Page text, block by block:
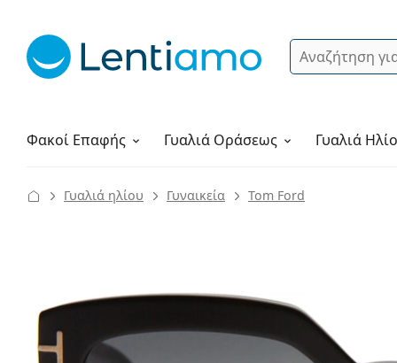
Αναζήτηση
Φακοί Επαφής
Υγρά φακών ΓυαλιάΟράσεως Γυαλιά
Πώς να παραγγείλετε
Γυαλιά ηλίου Γυναικεία Tom Ford